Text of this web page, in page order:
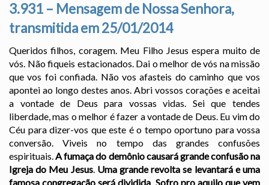
3.931 – Mensagem de Nossa Senhora,
transmitida em 25/01/2014
Queridos filhos, coragem. Meu Filho Jesus espera muito de
vós. Não fiqueis estacionados. Dai o melhor de vós na missão
que vos foi confiada. Não vos afasteis do caminho que vos
apontei ao longo destes anos. Abri vossos corações e aceitai
a vontade de Deus para vossas vidas. Sei que tendes
liberdade, mas o melhor é fazer a vontade de Deus. Eu vim do
Céu para dizer-vos que este é o tempo oportuno para vossa
conversão. Viveis no tempo das grandes confusões
espirituais.A fumaça do demônio causará grande confusão na
Igreja do Meu Jesus. Uma grande revolta se levantará e uma
famosa congregação será dividida. Sofro pro aquilo que vem